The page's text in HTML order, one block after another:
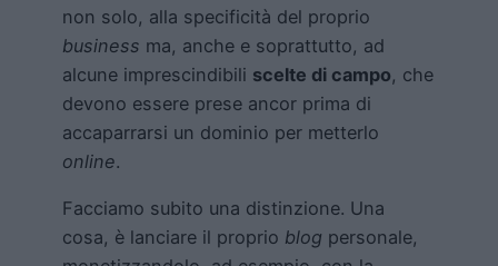
non solo, alla specificità del proprio
business ma, anche e soprattutto, ad
alcune imprescindibili scelte di campo, che
devono essere prese ancor prima di
accaparrarsi un dominio per metterlo
online.
Facciamo subito una distinzione. Una
cosa, è lanciare il proprio blog personale,